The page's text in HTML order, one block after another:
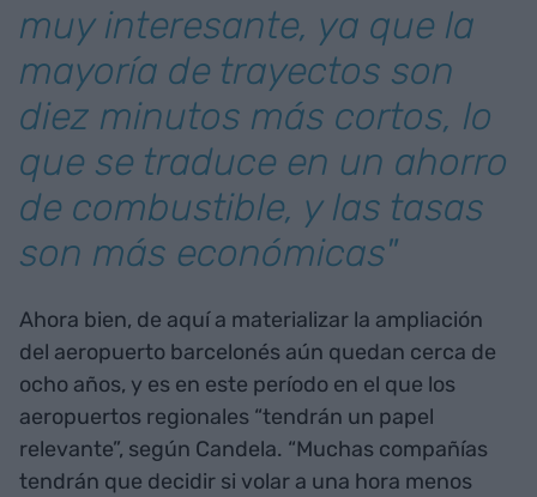
muy interesante, ya que la
mayoría de trayectos son
diez minutos más cortos, lo
que se traduce en un ahorro
de combustible, y las tasas
son más económicas"
Ahora bien, de aquí a materializar la ampliación
del aeropuerto barcelonés aún quedan cerca de
ocho años, y es en este período en el que los
aeropuertos regionales “tendrán un papel
relevante”, según Candela. “Muchas compañías
tendrán que decidir si volar a una hora menos